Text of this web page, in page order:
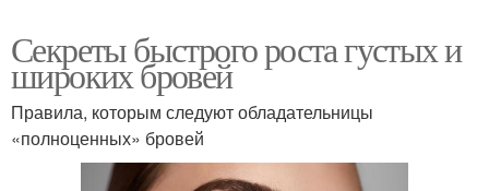
Секреты быстрого роста густых и
широких бровей
Правила, которым следуют обладательницы
«полноценных» бровей